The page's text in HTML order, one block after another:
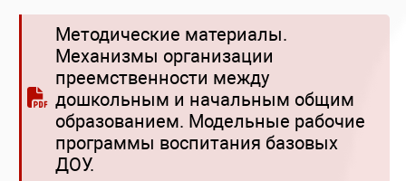
Методические материалы.
Механизмы организации
преемственности между
дошкольным и начальным общим
образованием. Модельные рабочие
программы воспитания базовых
ДОУ.